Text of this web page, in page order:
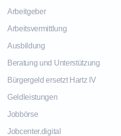
Arbeitgeber
Arbeitsvermittlung
Ausbildung
Beratung und Unterstützung
Bürgergeld ersetzt Hartz IV
Geldleistungen
Jobbörse
Jobcenter.digital